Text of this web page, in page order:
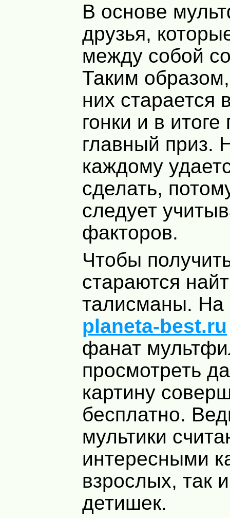
В основе
друзья,
между собой
Таким
них старается
гонки и в итоге
главный приз.
каждому
сделать,
следует
факторов.
Чтобы
стараются
талисманы. На
planeta-best.ru
фанат
просмотреть
картину
бесплатно.
мультики
интересными
взрослых, так
детишек.